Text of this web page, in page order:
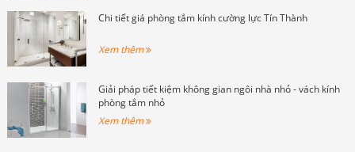
Chi tiết giá phòng tắm kính cường lực Tín Thành
Xem thêm
Giải pháp tiết kiệm không gian ngôi nhà nhỏ - vách kính
phòng tắm nhỏ
Xem thêm